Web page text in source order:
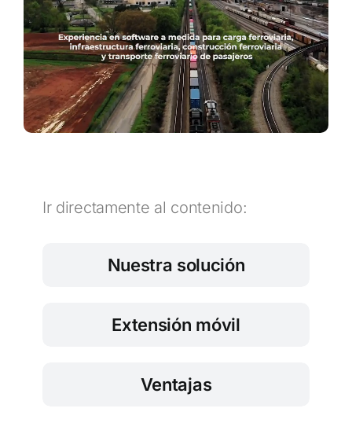
Sostenibilidad
Ir directamente al contenido:
Nuestra solución
Extensión móvil
Ventajas